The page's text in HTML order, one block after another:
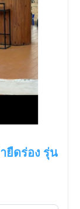
ยืดร่อง รุ่น